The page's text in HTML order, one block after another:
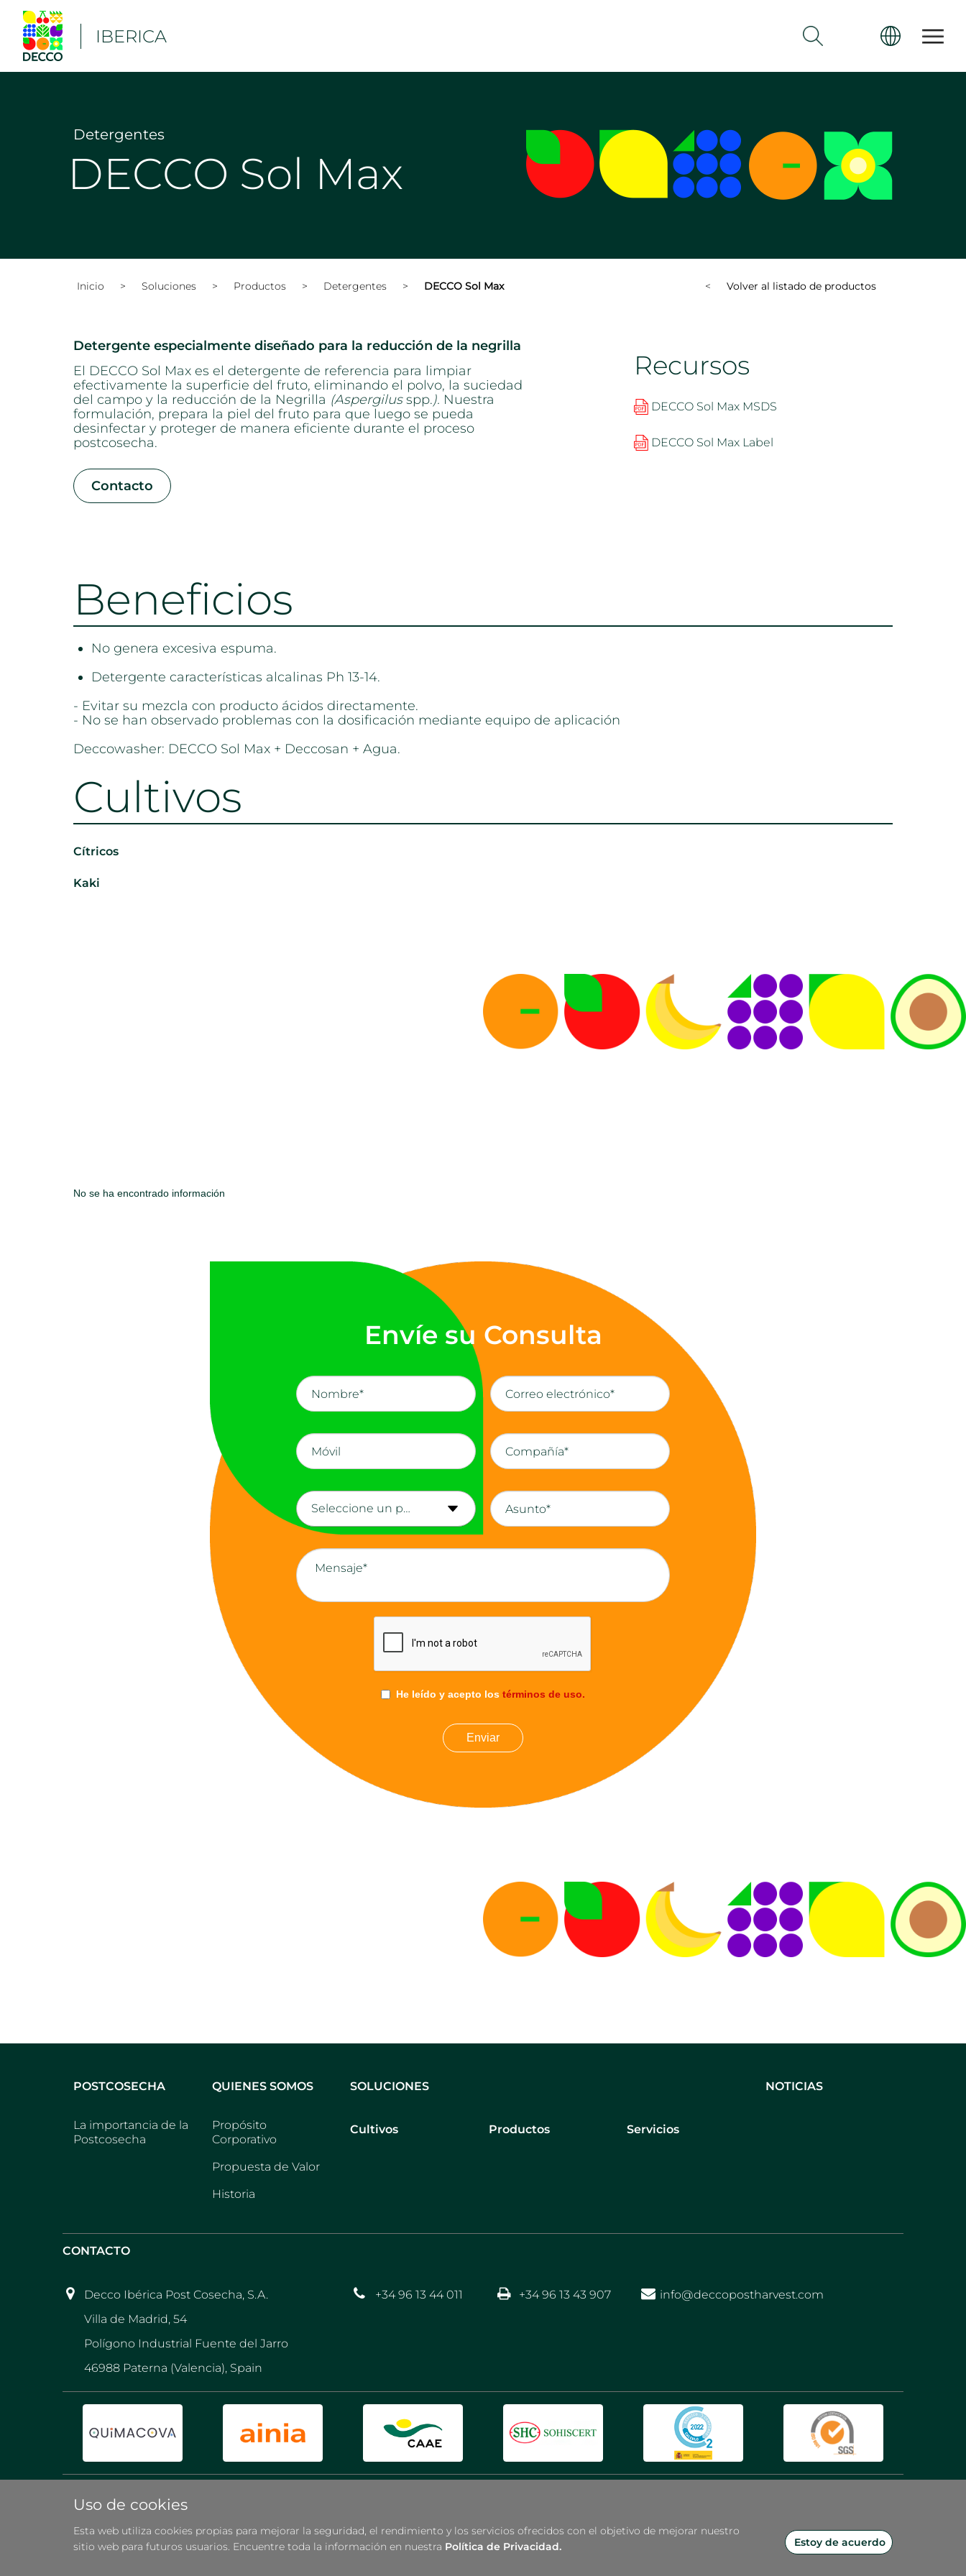
IBERICA
Detergentes
DECCO Sol Max
Inicio > Soluciones > Productos > Detergentes > DECCO Sol Max < Volver al listado de productos
Detergente especialmente diseñado para la reducción de la negrilla
El DECCO Sol Max es el detergente de referencia para limpiar
efectivamente la superficie del fruto, eliminando el polvo, la suciedad
del campo y la reducción de la Negrilla (Aspergilusspp.). Nuestra
formulación, prepara la piel del fruto para que luego se pueda
desinfectar y proteger de manera eficiente durante el proceso
postcosecha.
Contacto
Recursos
DECCO Sol Max MSDS
DECCO Sol Max Label
Beneficios
No genera excesiva espuma.
Detergente características alcalinas Ph 13-14.
- Evitar su mezcla con producto ácidos directamente.
- No se han observado problemas con la dosificación mediante equipo de aplicación
Deccowasher: DECCO Sol Max + Deccosan + Agua.
Cultivos
Cítricos
Kaki
No se ha encontrado información
Envíe su Consulta
Seleccione un país*
He leído y acepto los términos de uso.
Enviar
POSTCOSECHA
La importancia de la
Postcosecha
QUIENES SOMOS
Propósito
Corporativo
Propuesta de Valor
Historia
SOLUCIONES
Cultivos Productos Servicios
NOTICIAS
CONTACTO
Decco Ibérica Post Cosecha, S.A.
Villa de Madrid, 54
Polígono Industrial Fuente del Jarro
46988 Paterna (Valencia), Spain
+34 96 13 44 011 +34 96 13 43 907 info@deccopostharvest.com
Política de Calidad | Política de Privacidad | Aviso Legal Copyright © DECCO Iberica 2026
Uso de cookies
Esta web utiliza cookies propias para mejorar la seguridad, el rendimiento y los servicios ofrecidos con el objetivo de mejorar nuestro
sitio web para futuros usuarios. Encuentre toda la información en nuestra Política de Privacidad. Estoy de acuerdo